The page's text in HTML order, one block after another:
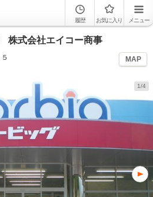
履歴 お気に入り メニュー
株式会社エイコー商事
MAP
1/4